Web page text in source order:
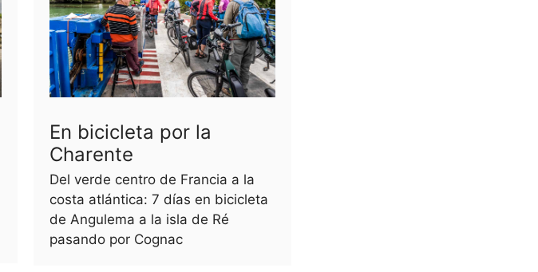
En bicicleta por la
Charente
Del verde centro de Francia a la
costa atlántica: 7 días en bicicleta
de Angulema a la isla de Ré
pasando por Cognac